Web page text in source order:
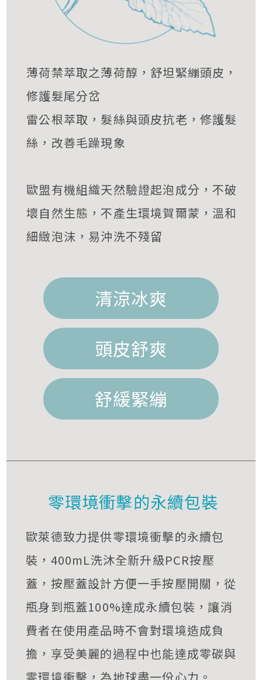
薄荷禁萃取之薄荷醇，舒坦緊繃頭皮，
修護髮尾分岔
雷公根萃取，髮絲與頭皮抗老，修護髮
絲，改善毛躁現象
歐盟有機組織天然驗證起泡成分，不破
壞自然生態，不產生環境賀爾蒙，溫和
細緻泡沫，易沖洗不殘留
清涼冰爽
頭皮舒爽
舒緩緊繃
零環境衝擊的永續包裝
歐萊德致力提供零環境衝擊的永續包
裝，400mL洗沐全新升級PCR按壓
蓋，按壓蓋設計方便一手按壓開關，從
瓶身到瓶蓋100%達成永續包裝，讓消
費者在使用產品時不會對環境造成負
擔，享受美麗的過程中也能達成零碳與